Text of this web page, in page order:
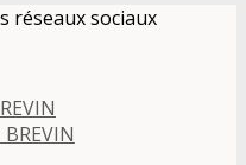
réseaux sociaux